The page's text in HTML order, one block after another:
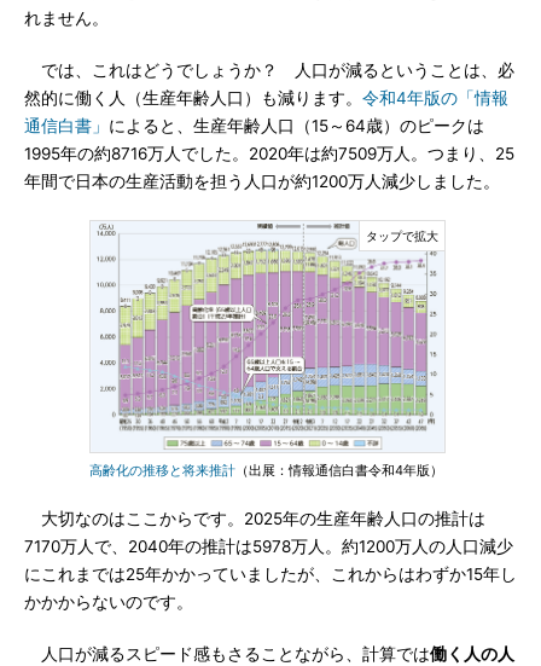
れません。
では、これはどうでしょうか？ 人口が減るということは、必
然的に働く人（生産年齢人口）も減ります。 令和4年版の「情報
通信白書」 によると、生産年齢人口（15～64歳）のピークは
1995年の約8716万人でした。2020年は約7509万人。つまり、25
年間で日本の生産活動を担う人口が約1200万人減少しました。
高齢化の推移と将来推計 （出展：情報通信白書令和4年版）
大切なのはここからです。2025年の生産年齢人口の推計は
7170万人で、2040年の推計は5978万人。約1200万人の人口減少
にこれまでは25年かかっていましたが、これからはわずか15年し
かかからないのです。
人口が減るスピード感もさることながら、計算では働く人の人